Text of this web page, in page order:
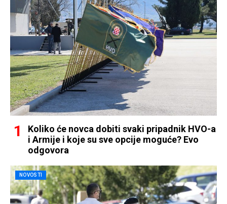
Koliko će novca dobiti svaki pripadnik HVO-a
i Armije i koje su sve opcije moguće? Evo
odgovora
NOVOSTI